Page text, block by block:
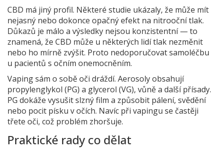
CBD má jiný profil. Některé studie ukázaly, že může mít
nejasný nebo dokonce opačný efekt na nitrooční tlak.
Důkazů je málo a výsledky nejsou konzistentní — to
znamená, že CBD může u některých lidí tlak nezměnit
nebo ho mírně zvýšit. Proto nedoporučovat samoléčbu
u pacientů s očním onemocněním.
Vaping sám o sobě oči dráždí. Aerosoly obsahují
propylenglykol (PG) a glycerol (VG), vůně a další přísady.
PG dokáže vysušit slzný film a způsobit pálení, svědění
nebo pocit písku v očích. Navíc při vapingu se častěji
třete oči, což problém zhoršuje.
Praktické rady co dělat